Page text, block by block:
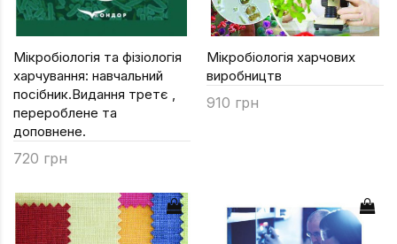
Мікробіологія та фізіологія
харчування: навчальний
посібник.Видання третє ,
перероблене та
доповнене.
720 грн
Мікробіологія харчових
виробництв
910 грн